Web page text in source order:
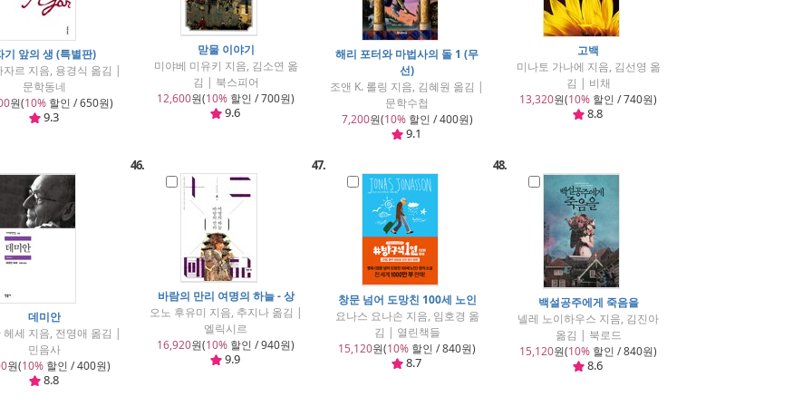
기 앞의 생 (특별판)
자르 지음, 용경식 옮김 |
문학동네
원(10% 할인 / 650원)
9.3
맏물 이야기
미야베 미유키 지음, 김소연 옮
김 | 북스피어
12,600원(10% 할인 / 700원)
9.6
해리 포터와 마법사의 돌 1 (무
선)
조앤 K. 롤링 지음, 김혜원 옮김 |
문학수첩
7,200원(10%할인 / 400원)
9.1
고백
미나토 가나에 지음, 김선영 옮
김 | 비채
13,320원(10% 할인 / 740원)
8.8
데미안
헤세 지음, 전영애 옮김 |
민음사
원(10%할인 / 400원)
8.8
46.
바람의 만리 여명의 하늘 - 상
오노 후유미 지음, 추지나 옮김 |
엘릭시르
16,920원(10% 할인 / 940원)
9.9
47.
창문 넘어 도망친 100세 노인
요나스 요나손 지음, 임호경 옮
김 | 열린책들
15,120원(10% 할인 / 840원)
8.7
48.
백설공주에게 죽음을
넬레 노이하우스 지음, 김진아
옮김 | 북로드
15,120원(10% 할인 / 840원)
8.6